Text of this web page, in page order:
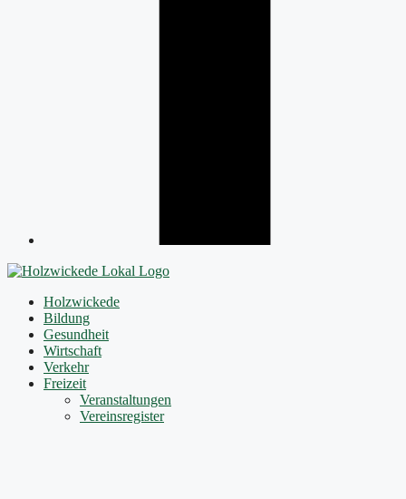
Holzwickede
Bildung
Gesundheit
Wirtschaft
Verkehr
Freizeit
Veranstaltungen
Vereinsregister